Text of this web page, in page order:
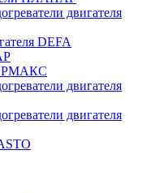
двигателя
DEFA
двигателя
двигателя